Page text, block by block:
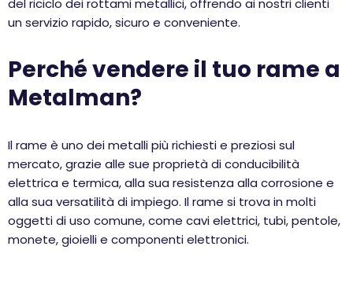
del riciclo dei rottami metallici, offrendo ai nostri clienti
un servizio rapido, sicuro e conveniente.
Perché vendere il tuo rame a
Metalman?
Il rame è uno dei metalli più richiesti e preziosi sul
mercato, grazie alle sue proprietà di conducibilità
elettrica e termica, alla sua resistenza alla corrosione e
alla sua versatilità di impiego. Il rame si trova in molti
oggetti di uso comune, come cavi elettrici, tubi, pentole,
monete, gioielli e componenti elettronici.